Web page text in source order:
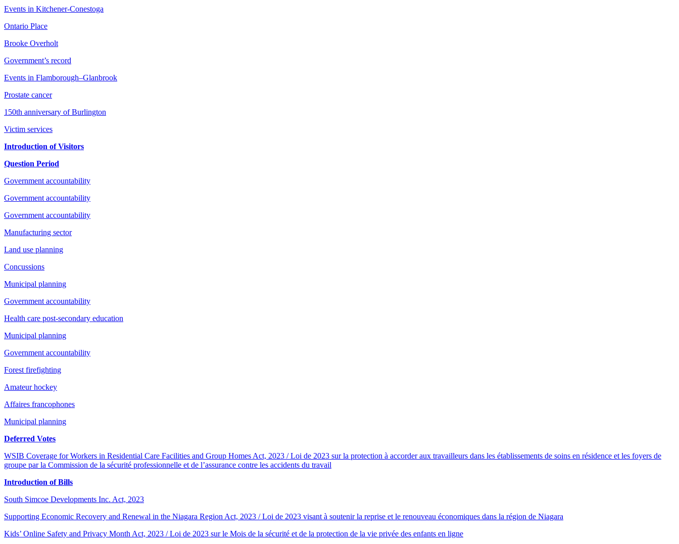
Events in Kitchener-Conestoga
Ontario Place
Brooke Overholt
Government’s record
Events in Flamborough–Glanbrook
Prostate cancer
150th anniversary of Burlington
Victim services
Introduction of Visitors
Question Period
Government accountability
Government accountability
Government accountability
Manufacturing sector
Land use planning
Concussions
Municipal planning
Government accountability
Health care post-secondary education
Municipal planning
Government accountability
Forest firefighting
Amateur hockey
Affaires francophones
Municipal planning
Deferred Votes
WSIB Coverage for Workers in Residential Care Facilities and Group Homes Act, 2023 / Loi de 2023 sur la protection à accorder aux travailleurs dans les établissements de soins en résidence et les foyers de
groupe par la Commission de la sécurité professionnelle et de l’assurance contre les accidents du travail
Introduction of Bills
South Simcoe Developments Inc. Act, 2023
Supporting Economic Recovery and Renewal in the Niagara Region Act, 2023 / Loi de 2023 visant à soutenir la reprise et le renouveau économiques dans la région de Niagara
Kids’ Online Safety and Privacy Month Act, 2023 / Loi de 2023 sur le Mois de la sécurité et de la protection de la vie privée des enfants en ligne